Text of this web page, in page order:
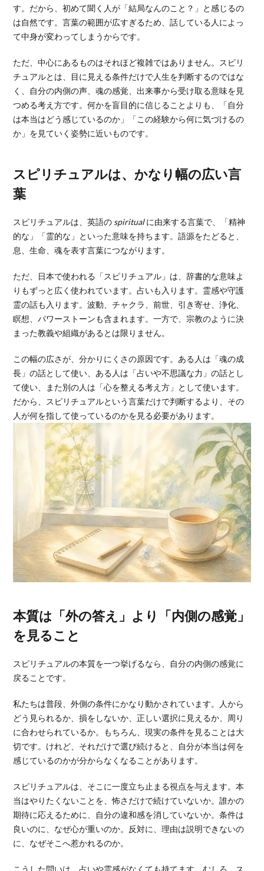
す。だから、初めて聞く人が「結局なんのこと？」と感じるの
は自然です。言葉の範囲が広すぎるため、話している人によっ
て中身が変わってしまうからです。
ただ、中心にあるものはそれほど複雑ではありません。スピリ
チュアルとは、目に見える条件だけで人生を判断するのではな
く、自分の内側の声、魂の感覚、出来事から受け取る意味を見
つめる考え方です。何かを盲目的に信じることよりも、「自分
は本当はどう感じているのか」「この経験から何に気づけるの
か」を見ていく姿勢に近いものです。
スピリチュアルは、かなり幅の広い言
葉
スピリチュアルは、英語のspiritualに由来する言葉で、「精神
的な」「霊的な」といった意味を持ちます。語源をたどると、
息、生命、魂を表す言葉につながります。
ただ、日本で使われる「スピリチュアル」は、辞書的な意味よ
りもずっと広く使われています。占いも入ります。霊感や守護
霊の話も入ります。波動、チャクラ、前世、引き寄せ、浄化、
瞑想、パワーストーンも含まれます。一方で、宗教のように決
まった教義や組織があるとは限りません。
この幅の広さが、分かりにくさの原因です。ある人は「魂の成
長」の話として使い、ある人は「占いや不思議な力」の話とし
て使い、また別の人は「心を整える考え方」として使います。
だから、スピリチュアルという言葉だけで判断するより、その
人が何を指して使っているのかを見る必要があります。
本質は「外の答え」より「内側の感覚」
を見ること
スピリチュアルの本質を一つ挙げるなら、自分の内側の感覚に
戻ることです。
私たちは普段、外側の条件にかなり動かされています。人から
どう見られるか、損をしないか、正しい選択に見えるか、周り
に合わせられているか。もちろん、現実の条件を見ることは大
切です。けれど、それだけで選び続けると、自分が本当は何を
感じているのかが分からなくなることがあります。
スピリチュアルは、そこに一度立ち止まる視点を与えます。本
当はやりたくないことを、怖さだけで続けていないか。誰かの
期待に応えるために、自分の違和感を消していないか。条件は
良いのに、なぜ心が重いのか。反対に、理由は説明できないの
に、なぜそこへ惹かれるのか。
こうした問いは、占いや霊感がなくても持てます。むしろ、ス